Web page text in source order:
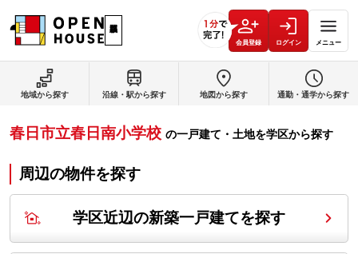
会員登録 ログイン メニュー
地域から探す 沿線・駅から探す 地図から探す 通勤・通学から探す
春日市立春日南小学校 の一戸建て・土地を学区から探す
周辺の物件を探す
学区近辺の新築一戸建てを探す